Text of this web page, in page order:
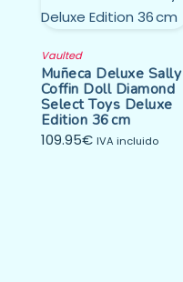
Vaulted
Muñeca Deluxe Sally
Coffin Doll Diamond
Select Toys Deluxe
Edition 36 cm
109.95€ IVA incluido